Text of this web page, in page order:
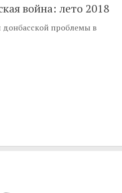
война: лето 2018
проблемы в